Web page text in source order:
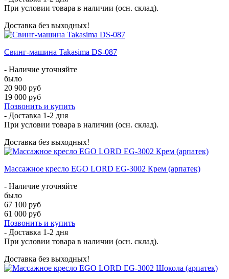
При условии товара в наличии (осн. склад).
Доставка без выходных!
Свинг-машина Takasima DS-087
- Наличие уточняйте
было
20 900 руб
19 000 руб
Позвонить и купить
- Доставка 1-2 дня
При условии товара в наличии (осн. склад).
Доставка без выходных!
Массажное кресло EGO LORD EG-3002 Крем (арпатек)
- Наличие уточняйте
было
67 100 руб
61 000 руб
Позвонить и купить
- Доставка 1-2 дня
При условии товара в наличии (осн. склад).
Доставка без выходных!